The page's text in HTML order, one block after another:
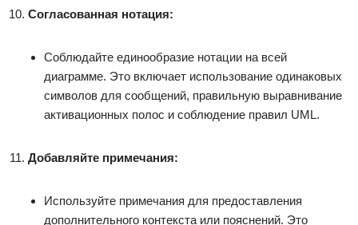
Согласованная нотация:
Соблюдайте единообразие нотации на всей
диаграмме. Это включает использование одинаковых
символов для сообщений, правильную выравнивание
активационных полос и соблюдение правил UML.
Добавляйте примечания:
Используйте примечания для предоставления
дополнительного контекста или пояснений. Это